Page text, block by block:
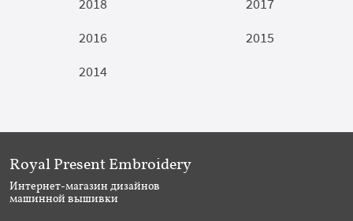
2016
2015
2014
Royal Present Embroidery
Интернет-магазин дизайнов
машинной вышивки